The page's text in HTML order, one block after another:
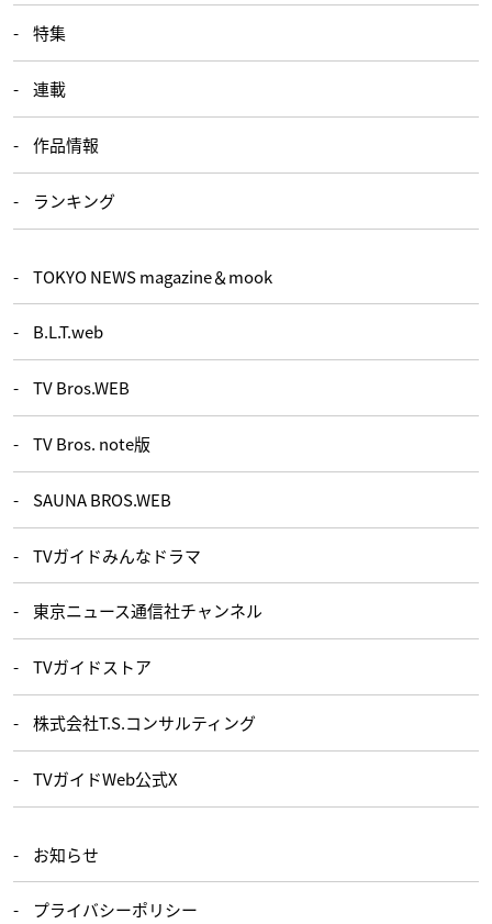
特集
連載
作品情報
ランキング
TOKYO NEWS magazine＆mook
B.L.T.web
TV Bros.WEB
TV Bros. note版
SAUNA BROS.WEB
TVガイドみんなドラマ
東京ニュース通信社チャンネル
TVガイドストア
株式会社T.S.コンサルティング
TVガイドWeb公式X
お知らせ
プライバシーポリシー